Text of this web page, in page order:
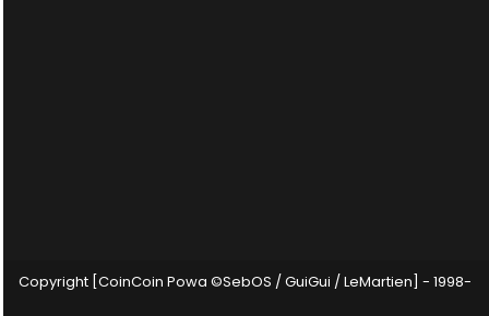
Copyright [CoinCoin Powa ©SebOS / GuiGui / LeMartien] - 1998-